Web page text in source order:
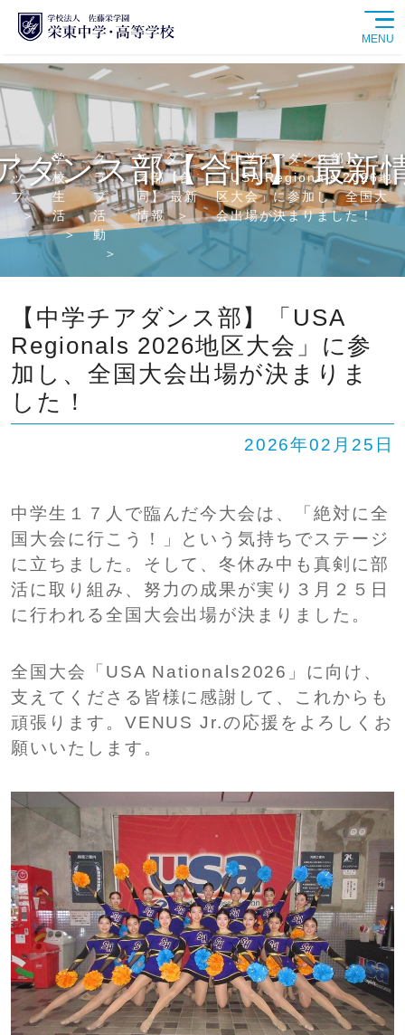
MENU
交通案内
高校問い合わせ
学校紹介
中学校
高等学校
学校生活
進路情報
入試情報
ダンス部【合同】 最新
ト
ッ
プ
学
校
生
活
ク
ラ
ブ
活
動
チアダン
ス部【合
同】 最新
情報
【中学チアダンス部】
「USA Regionals 2026地
区大会」に参加し、全国大
会出場が決まりました！
【中学チアダンス部】「USA
Regionals 2026地区大会」に参
加し、全国大会出場が決まりま
した！
2026年02月25日
中学生１７人で臨んだ今大会は、「絶対に全
国大会に行こう！」という気持ちでステージ
に立ちました。そして、冬休み中も真剣に部
活に取り組み、努力の成果が実り３月２５日
に行われる全国大会出場が決まりました。
全国大会「USA Nationals2026」に向け、
支えてくださる皆様に感謝して、これからも
頑張ります。VENUS Jr.の応援をよろしくお
願いいたします。